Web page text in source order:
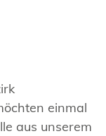
einmal
aus unserem